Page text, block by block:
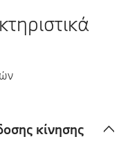
κίνησης